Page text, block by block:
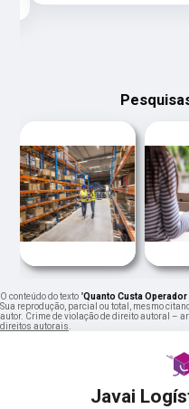
‹
O conteúdo do texto "Quanto Custa
Sua reprodução, parcial ou total, mesmo
autor. Crime de violação de direito autoral –
direitos autorais.
Javai